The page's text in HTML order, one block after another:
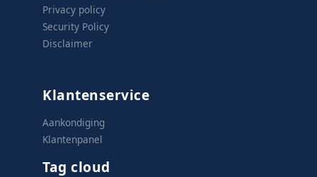
Privacy policy
Security Policy
Disclaimer
Klantenservice
Aankondiging
Klantenpanel
Tag cloud